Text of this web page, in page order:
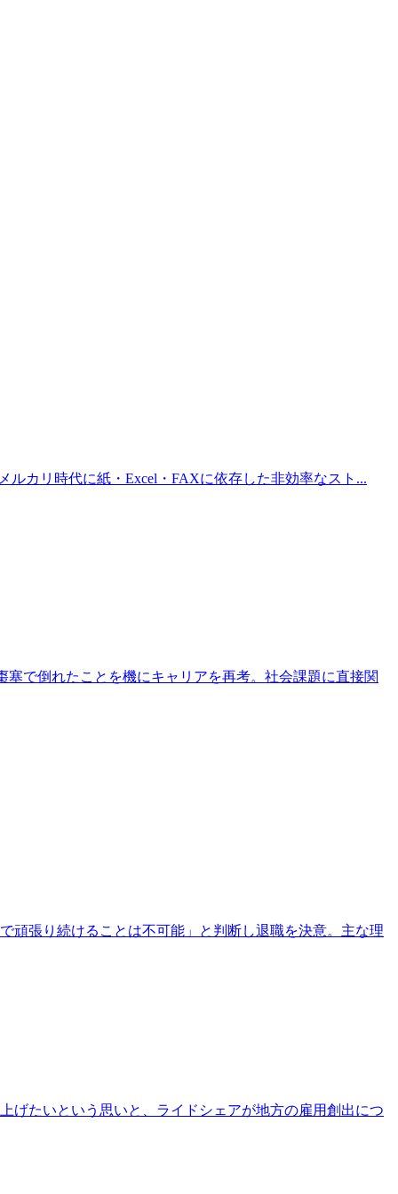
ルカリ時代に紙・Excel・FAXに依存した非効率なスト...
で倒れたことを機にキャリアを再考。社会課題に直接関
頑張り続けることは不可能」と判断し退職を決意。主な理
げたいという思いと、ライドシェアが地方の雇用創出につ